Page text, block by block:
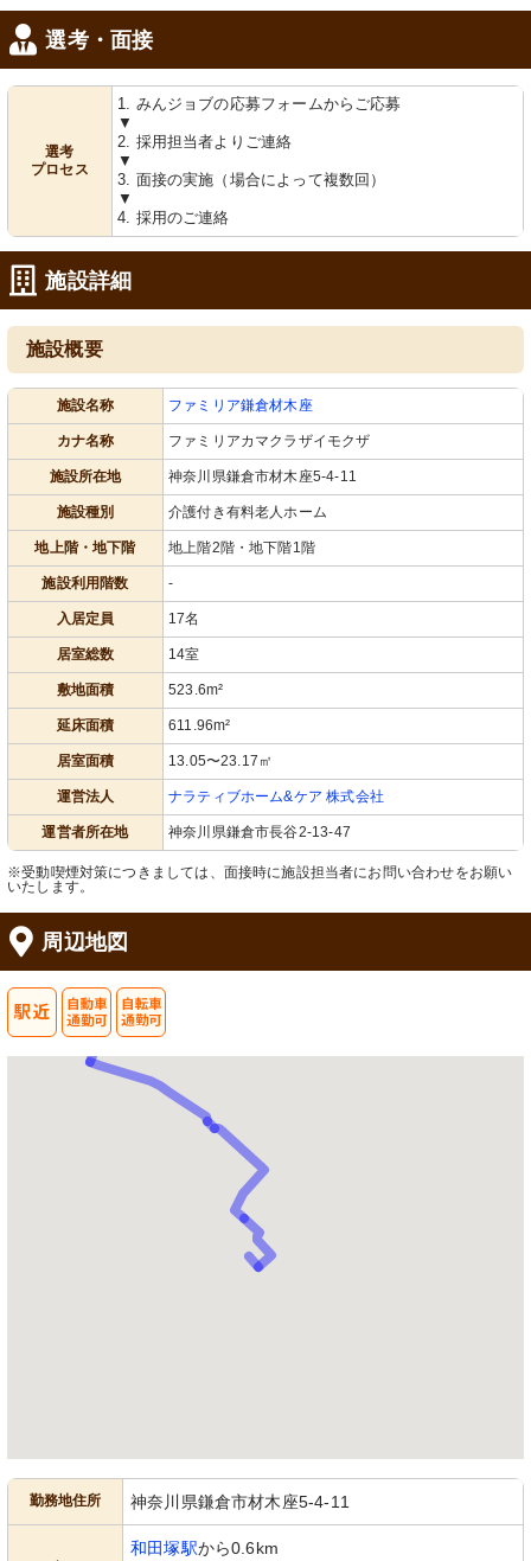
選考・面接
選考
プロセス
1. みんジョブの応募フォームからご応募
▼
2. 採用担当者よりご連絡
▼
3. 面接の実施（場合によって複数回）
▼
4. 採用のご連絡
施設詳細
施設概要
施設名称 ファミリア鎌倉材木座
カナ名称 ファミリアカマクラザイモクザ
施設所在地 神奈川県鎌倉市材木座5-4-11
施設種別 介護付き有料老人ホーム
地上階・地下階 地上階2階・地下階1階
施設利用階数 -
入居定員 17名
居室総数 14室
敷地面積 523.6m²
延床面積 611.96m²
居室面積 13.05〜23.17㎡
運営法人 ナラティブホーム&ケア 株式会社
運営者所在地 神奈川県鎌倉市長谷2-13-47
※受動喫煙対策につきましては、面接時に施設担当者にお問い合わせをお願い
いたします。
周辺地図
勤務地住所 神奈川県鎌倉市材木座5-4-11
和田塚駅から0.6km